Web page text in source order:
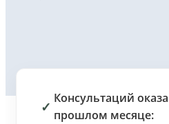
✓
Консультаций
прошлом месяце: